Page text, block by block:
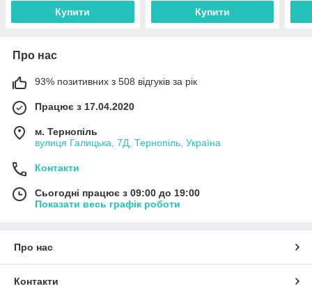
Купити Купити
Про нас
93% позитивних з 508 відгуків за рік
Працює з 17.04.2020
м. Тернопіль
вулиця Галицька, 7Д, Тернопіль, Україна
Контакти
Сьогодні працює з 09:00 до 19:00
Показати весь графік роботи
Про нас
Контакти